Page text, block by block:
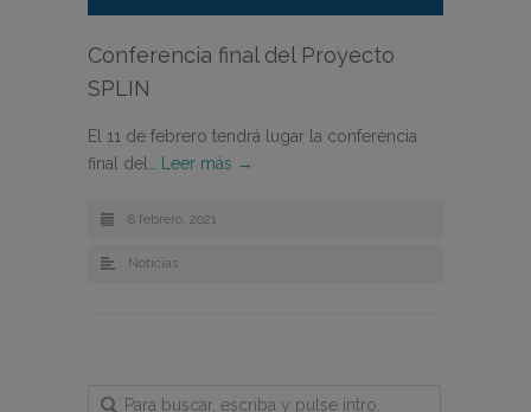
Conferencia final del Proyecto
SPLIN
El 11 de febrero tendrá lugar la conferencia
final del…
Leer más →
8 febrero, 2021
Noticias